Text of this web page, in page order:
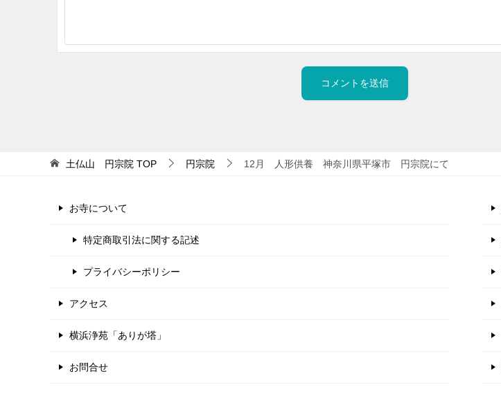
土仏山 円宗院 TOP 円宗院 12月 人形供養 神奈川県平塚市 円宗院にて
お寺について
特定商取引法に関する記述
プライバシーポリシー
アクセス
横浜浄苑「ありが塔」
お問合せ